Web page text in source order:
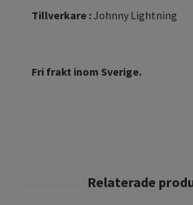
Tillverkare :Johnny Lightning
Fri frakt inom Sverige.